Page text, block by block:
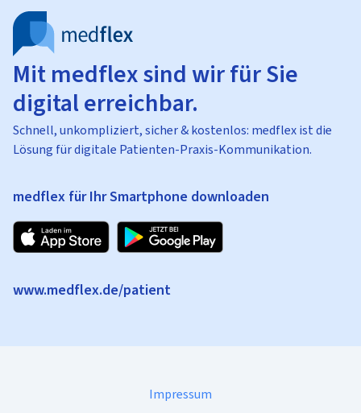
Mit medflex sind wir für Sie
digital erreichbar.
Schnell, unkompliziert, sicher & kostenlos: medflex ist die
Lösung für digitale Patienten-Praxis-Kommunikation.
medflex für Ihr Smartphone downloaden
www.medflex.de/patient
Impressum